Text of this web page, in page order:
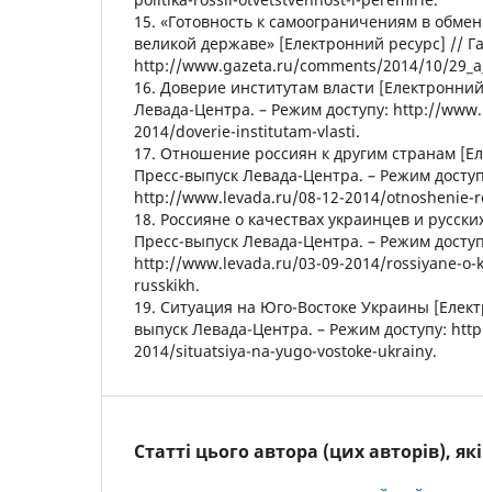
15. «Готовность к самоограничениям в
великой державе» [Електронний ресурс] //
http://www.gazeta.ru/comments/2014/10/
16. Доверие институтам власти
Левада-Центра. – Режим доступу: http://
2014/doverie-institutam-vlasti.
17. Отношение россиян к другим странам
Пресс-выпуск Левада-Центра. – Режим
http://www.levada.ru/08-12-2014/otnoshenie-
18. Россияне о качествах украинцев и
Пресс-выпуск Левада-Центра. – Режим
http://www.levada.ru/03-09-2014/rossiyane-o-
russkikh.
19. Ситуация на Юго-Востоке Украины
выпуск Левада-Центра. – Режим доступу:
2014/situatsiya-na-yugo-vostoke-ukrainy.
Статті цього автора (цих авторів),